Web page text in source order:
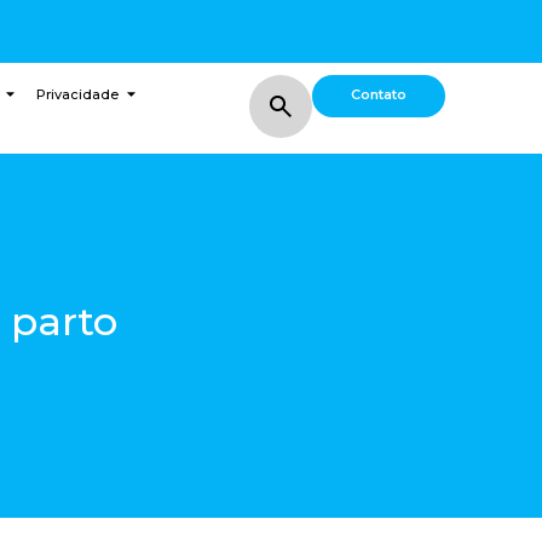
Privacidade Contato
parto